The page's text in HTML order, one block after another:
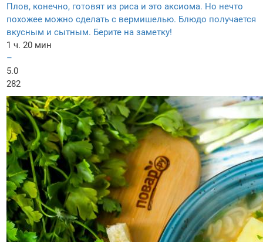
Плов, конечно, готовят из риса и это аксиома. Но нечто
похожее можно сделать с вермишелью. Блюдо получается
вкусным и сытным. Берите на заметку!
1 ч. 20 мин
–
5.0
282